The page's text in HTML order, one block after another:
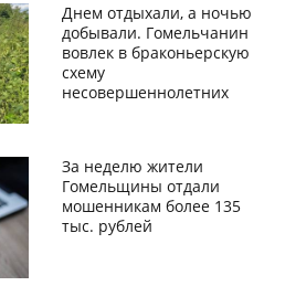
Днем отдыхали, а ночью
добывали. Гомельчанин
вовлек в браконьерскую
схему
несовершеннолетних
За неделю жители
Гомельщины отдали
мошенникам более 135
тыс. рублей